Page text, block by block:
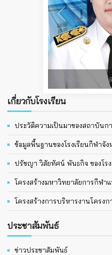
นางสาวโสภิ
เกี่ยวกับโรงเรียน
ประวัติความเป็นมาของสถาบันก
ข้อมูลพื้นฐานของโรงเรียนกีฬาจัง
ปรัชญา วิสัยทัศน์ พันธกิจ ของโรง
โครงสร้างมหาวิทยาลัยการกีฬา
โครงสร้างการบริหารงานโครงก
ประชาสัมพันธ์
ข่าวประชาสัมพันธ์